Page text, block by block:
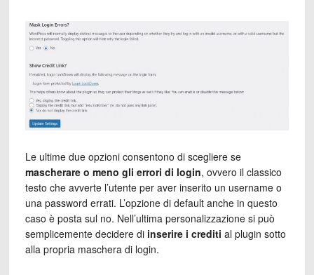
Le ultime due opzioni consentono di scegliere se
mascherare o meno gli errori di login, ovvero il classico
testo che avverte l’utente per aver inserito un username o
una password errati. L’opzione di default anche in questo
caso è posta sul no. Nell’ultima personalizzazione si può
semplicemente decidere di inserire i crediti al plugin sotto
alla propria maschera di login.